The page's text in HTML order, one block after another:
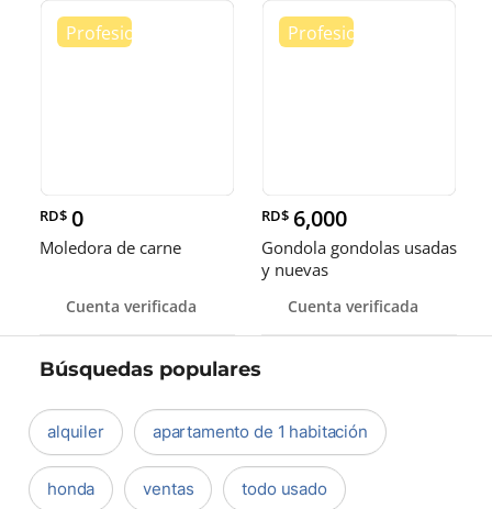
RD$ 0
Moledora de carne
Cuenta verificada
RD$ 6,000
Gondola gondolas usadas
y nuevas
Cuenta verificada
Búsquedas populares
alquiler apartamento de 1 habitación
honda ventas todo usado